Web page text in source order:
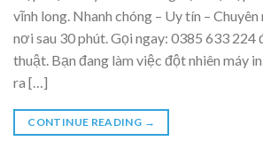
vĩnh long. Nhanh chóng – Uy tín –
nơi sau 30 phút. Gọi ngay: 0385 633
thuật. Bạn đang làm việc đột nhiên máy
ra […]
CONTINUE READING →